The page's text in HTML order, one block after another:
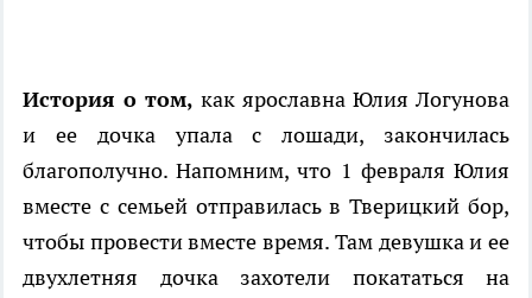
История о том, как ярославна Юлия Логунова
и ее дочка упала с лошади, закончилась
благополучно. Напомним, что 1 февраля Юлия
вместе с семьей отправилась в Тверицкий бор,
чтобы провести вместе время. Там девушка и ее
двухлетняя дочка захотели покататься на